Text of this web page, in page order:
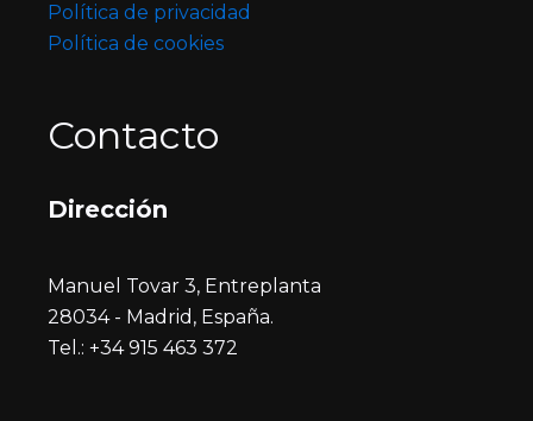
Política de privacidad
Política de cookies
Contacto
Dirección
Manuel Tovar 3, Entreplanta
28034 - Madrid, España.
Tel.: +34 915 463 372